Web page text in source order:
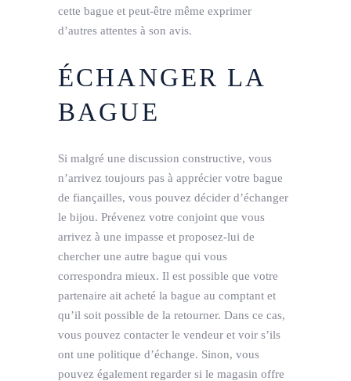
cette bague et peut-être même exprimer
d’autres attentes à son avis.
ÉCHANGER LA
BAGUE
Si malgré une discussion constructive, vous
n’arrivez toujours pas à apprécier votre bague
de fiançailles, vous pouvez décider d’échanger
le bijou. Prévenez votre conjoint que vous
arrivez à une impasse et proposez-lui de
chercher une autre bague qui vous
correspondra mieux. Il est possible que votre
partenaire ait acheté la bague au comptant et
qu’il soit possible de la retourner. Dans ce cas,
vous pouvez contacter le vendeur et voir s’ils
ont une politique d’échange. Sinon, vous
pouvez également regarder si le magasin offre